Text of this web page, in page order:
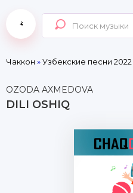
Чаккон »Узбекские песни 2022
OZODA AXMEDOVA
DILI OSHIQ